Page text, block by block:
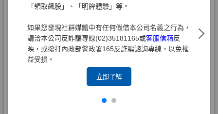
「領取飆股」、「明牌體驗」等。
如果您發現社群媒體中有任何假借本公司名義之行為，
請洽本公司反詐騙專線(02)35181165或客服信箱反
映，或撥打內政部警政署165反詐騙諮詢專線，以免權
益受損。
立即了解